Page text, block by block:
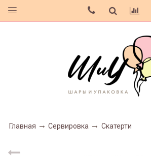
Главная Сервировка Скатерти